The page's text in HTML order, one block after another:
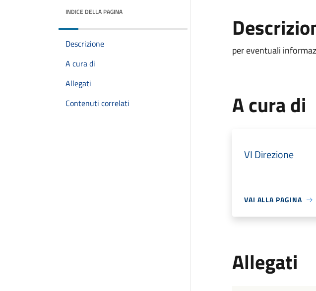
INDICE DELLA PAGINA
Descrizione
A cura di
Allegati
Contenuti correlati
per eventuali
A cura di
VI Direzione
VAI ALLA PAGINA
Allegati